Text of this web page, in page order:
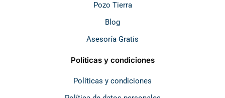
Pozo Tierra
Blog
Asesoría Gratis
Políticas y condiciones
Políticas y condiciones